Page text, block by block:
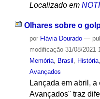
Localizado em
Olhares sobre o
por Flávia Dourado —
modificação31/08/2021
Memória, Brasil , História,
Avançados
Lançada em abril,
Avançados" traz